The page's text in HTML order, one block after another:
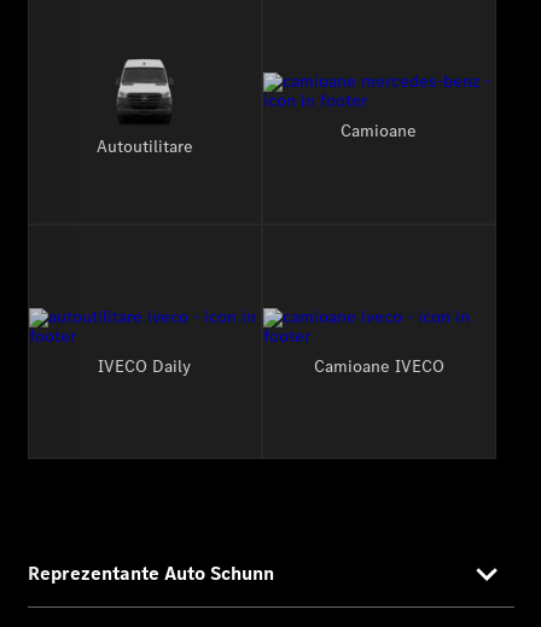
Autoutilitare
Camioane
IVECO Daily Camioane IVECO
Reprezentante Auto Schunn